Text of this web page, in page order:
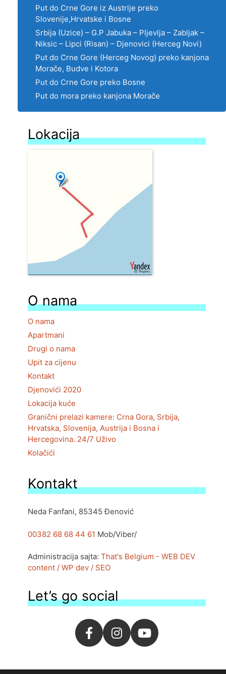
Put do Crne Gore iz Austrije preko
Slovenije,Hrvatske i Bosne
Srbija (Uzice) – G.P Jabuka – Pljevlja – Zabljak –
Niksic – Lipci (Risan) – Djenovici (Herceg Novi)
Put do Crne Gore (Herceg Novog) preko kanjona
Morače, Budve i Kotora
Put do Crne Gore preko Bosne
Put do mora preko kanjona Morače
Lokacija
O nama
O nama
Apartmani
Drugi o nama
Upit za cijenu
Kontakt
Djenovići 2020
Lokacija kuće
Granični prelazi kamere: Crna Gora, Srbija,
Hrvatska, Slovenija, Austrija i Bosna i
Hercegovina. 24/7 Uživo
Kolačići
Kontakt
Neda Fanfani, 85345 Đenović
00382 68 68 44 61 Mob/Viber/
Administracija sajta: That's Belgium - WEB DEV
content / WP dev / SEO
Let’s go social